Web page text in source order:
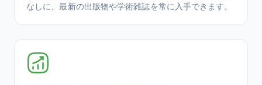
なしに、最新の出版物や学術雑誌を常に入手できます。